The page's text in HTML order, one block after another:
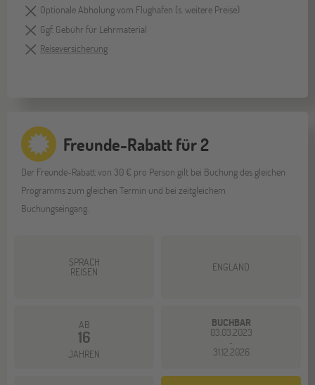
Optionale Abholung vom Flughafen (s. weitere Preise)
Ggf. Gebühr für Lehrmaterial
Reiseversicherung
Freunde-Rabatt für 2
Der Freunde-Rabatt von 30 € pro Person gilt bei Buchung des gleichen
Programms zum gleichen Termin und bei zeitgleichem
Buchungseingang.
SPRACH
REISEN ENGLAND
AB
16
JAHREN
BUCHBAR
03.03.2023
-
31.12.2026